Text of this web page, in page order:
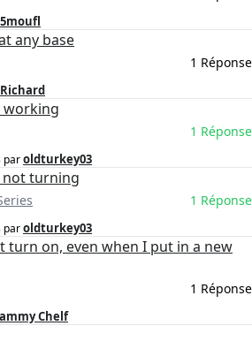
5moufl
any base
1 Réponse
Richard
working
1 Réponse
paroldturkey03
not turning
1 Réponse
paroldturkey03
turn on, even when I put in a new
1 Réponse
Chelf